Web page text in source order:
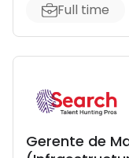
Full time
Gerente de